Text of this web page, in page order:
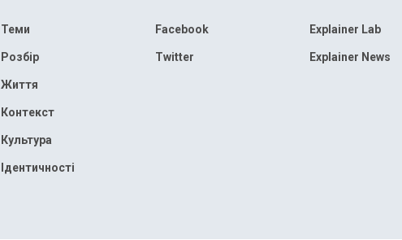
Теми
Розбір
Життя
Контекст
Культура
Ідентичності
Facebook
Twitter
Explainer Lab
Explainer News